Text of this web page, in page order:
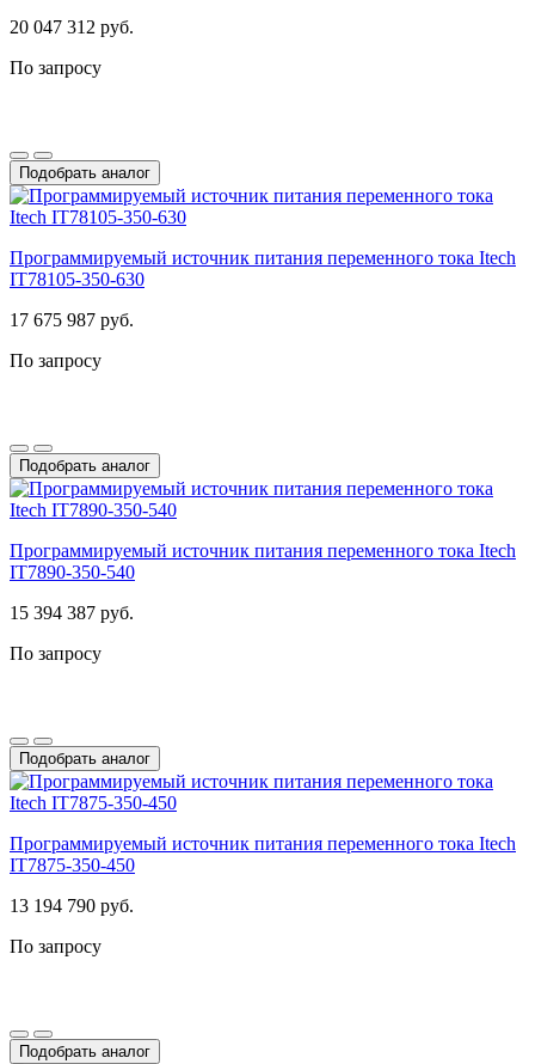
20 047 312 руб.
По запросу
Подобрать аналог
Программируемый источник питания переменного тока Itech
IT78105-350-630
17 675 987 руб.
По запросу
Подобрать аналог
Программируемый источник питания переменного тока Itech
IT7890-350-540
15 394 387 руб.
По запросу
Подобрать аналог
Программируемый источник питания переменного тока Itech
IT7875-350-450
13 194 790 руб.
По запросу
Подобрать аналог